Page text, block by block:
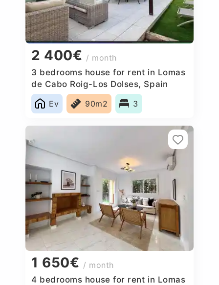
2 400€ / month
3 bedrooms house for rent in Lomas
de Cabo Roig-Los Dolses, Spain
Ev
90m2 3
1 650€ / month
4 bedrooms house for rent in Lomas